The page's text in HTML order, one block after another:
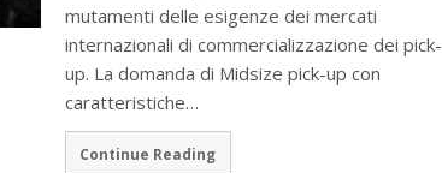
mutamenti delle esigenze dei mercati
internazionali di commercializzazione dei pick-
up. La domanda di Midsize pick-up con
caratteristiche…
Continue Reading